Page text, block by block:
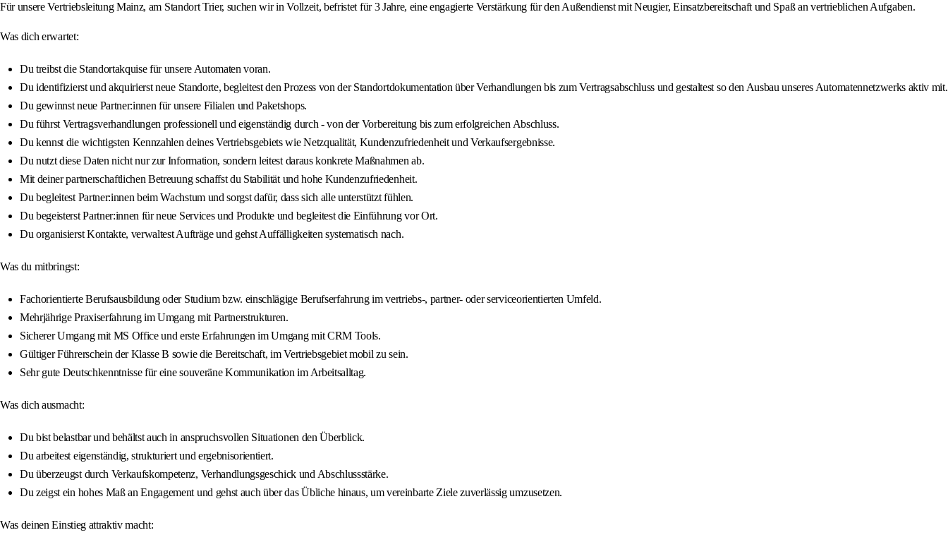
Für unsere Vertriebsleitung Mainz, am Standort Trier, suchen wir in Vollzeit, befristet für 3 Jahre, eine engagierte Verstärkung für den Außendienst mit Neugier, Einsatzbereitschaft und Spaß an vertrieblichen Aufgaben.
Was dich erwartet:
Du treibst die Standortakquise für unsere Automaten voran.
Du identifizierst und akquirierst neue Standorte, begleitest den Prozess von der Standortdokumentation über Verhandlungen bis zum Vertragsabschluss und gestaltest so den Ausbau unseres Automatennetzwerks aktiv mit.
Du gewinnst neue Partner:innen für unsere Filialen und Paketshops.
Du führst Vertragsverhandlungen professionell und eigenständig durch - von der Vorbereitung bis zum erfolgreichen Abschluss.
Du kennst die wichtigsten Kennzahlen deines Vertriebsgebiets wie Netzqualität, Kundenzufriedenheit und Verkaufsergebnisse.
Du nutzt diese Daten nicht nur zur Information, sondern leitest daraus konkrete Maßnahmen ab.
Mit deiner partnerschaftlichen Betreuung schaffst du Stabilität und hohe Kundenzufriedenheit.
Du begleitest Partner:innen beim Wachstum und sorgst dafür, dass sich alle unterstützt fühlen.
Du begeisterst Partner:innen für neue Services und Produkte und begleitest die Einführung vor Ort.
Du organisierst Kontakte, verwaltest Aufträge und gehst Auffälligkeiten systematisch nach.
Was du mitbringst:
Fachorientierte Berufsausbildung oder Studium bzw. einschlägige Berufserfahrung im vertriebs-, partner- oder serviceorientierten Umfeld.
Mehrjährige Praxiserfahrung im Umgang mit Partnerstrukturen.
Sicherer Umgang mit MS Office und erste Erfahrungen im Umgang mit CRM Tools.
Gültiger Führerschein der Klasse B sowie die Bereitschaft, im Vertriebsgebiet mobil zu sein.
Sehr gute Deutschkenntnisse für eine souveräne Kommunikation im Arbeitsalltag.
Was dich ausmacht:
Du bist belastbar und behältst auch in anspruchsvollen Situationen den Überblick.
Du arbeitest eigenständig, strukturiert und ergebnisorientiert.
Du überzeugst durch Verkaufskompetenz, Verhandlungsgeschick und Abschlussstärke.
Du zeigst ein hohes Maß an Engagement und gehst auch über das Übliche hinaus, um vereinbarte Ziele zuverlässig umzusetzen.
Was deinen Einstieg attraktiv macht: